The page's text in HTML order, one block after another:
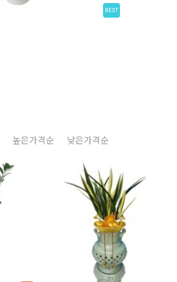
BEST
높은가격순 낮은가격순